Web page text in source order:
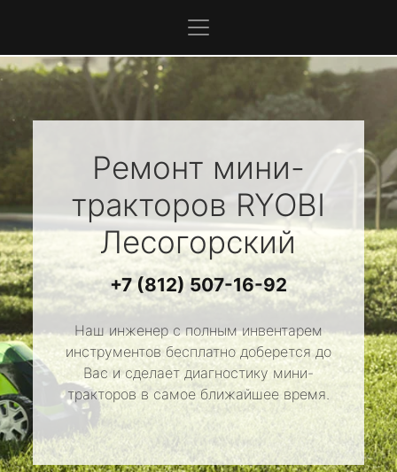
Ремонт мини-
тракторов RYOBI
Лесогорский
+7 (812) 507-16-92
Наш инженер с полным инвентарем
инструментов бесплатно доберется до
Вас и сделает диагностику мини-
тракторов в самое ближайшее время.